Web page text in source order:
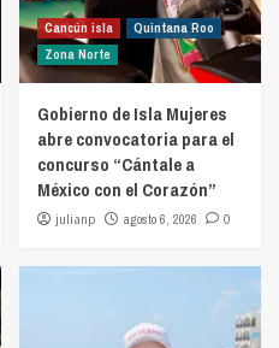
Cancún isla
Quintana Roo
Zona Norte
Gobierno de Isla Mujeres
abre convocatoria para el
concurso “Cántale a
México con el Corazón”
julianp agosto 6, 2026 0